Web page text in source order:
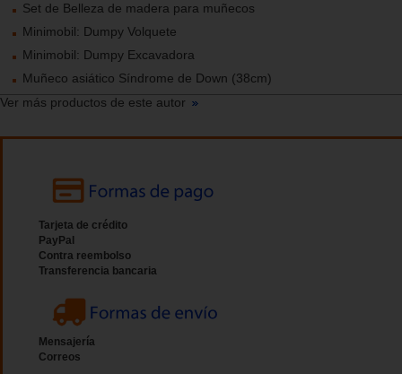
Set de Belleza de madera para muñecos
Minimobil: Dumpy Volquete
Minimobil: Dumpy Excavadora
Muñeco asiático Síndrome de Down (38cm)
Ver más productos de este autor
Tarjeta de crédito
PayPal
Contra reembolso
Transferencia bancaria
Mensajería
Correos